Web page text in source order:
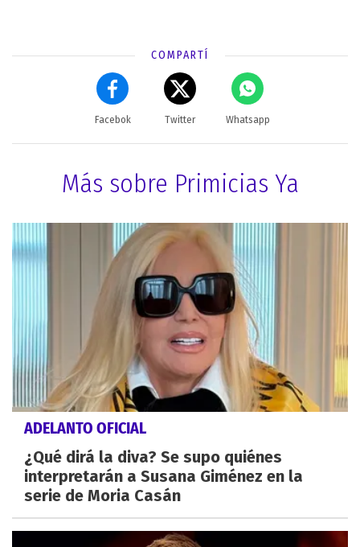
COMPARTÍ
Facebok Twitter Whatsapp
Más sobre Primicias Ya
ADELANTO OFICIAL
¿Qué dirá la diva? Se supo quiénes
interpretarán a Susana Giménez en la
serie de Moria Casán